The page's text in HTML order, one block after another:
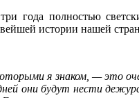
года полностью
истории нашей
я знаком, — это
они будут нести